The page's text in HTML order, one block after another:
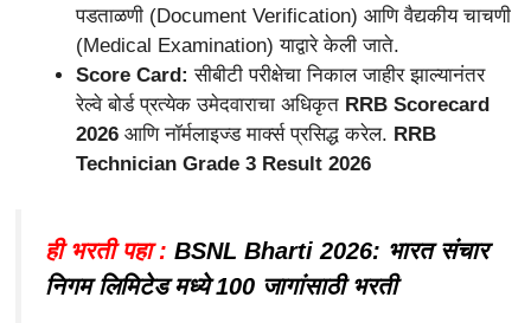
पडताळणी (Document Verification) आणि वैद्यकीय चाचणी
(Medical Examination) याद्वारे केली जाते.
Score Card: सीबीटी परीक्षेचा निकाल जाहीर झाल्यानंतर
रेल्वे बोर्ड प्रत्येक उमेदवाराचा अधिकृत RRB Scorecard
2026 आणि नॉर्मलाइज्ड मार्क्स प्रसिद्ध करेल. RRB
Technician Grade 3 Result 2026
ही भरती पहा : BSNL Bharti 2026: भारत संचार
निगम लिमिटेड मध्ये 100 जागांसाठी भरती